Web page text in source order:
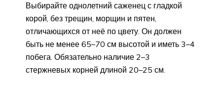
Выбирайте однолетний саженец с гладкой
корой, без трещин, морщин и пятен,
отличающихся от неё по цвету. Он должен
быть не менее 65–70 см высотой и иметь 3–4
побега. Обязательно наличие 2–3
стержневых корней длиной 20–25 см.